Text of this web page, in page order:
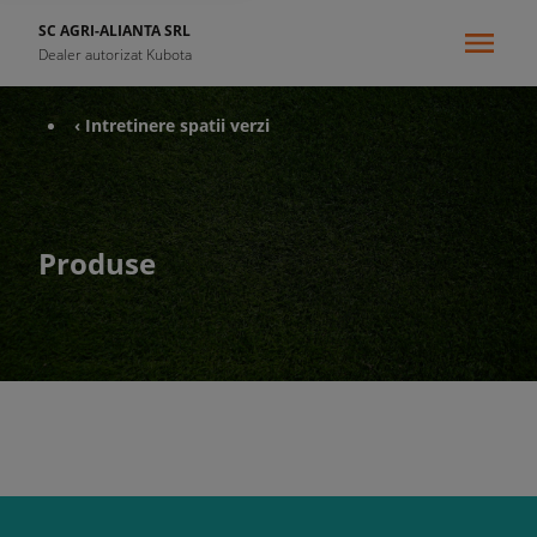
SC AGRI-ALIANTA SRL
Dealer autorizat Kubota
‹ Intretinere spatii verzi
Produse